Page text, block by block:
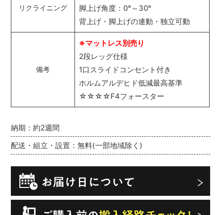
納期：約2週間
配送・組立・設置：無料(一部地域除く)
リクライニング
脚上げ角度：0°～30°
背上げ・脚上げの連動・独立可動
備考
※マットレス別売り
2段レッグ仕様
1口スライドコンセント付き
ホルムアルデヒド低減最高基準
☆☆☆☆F4フォースター